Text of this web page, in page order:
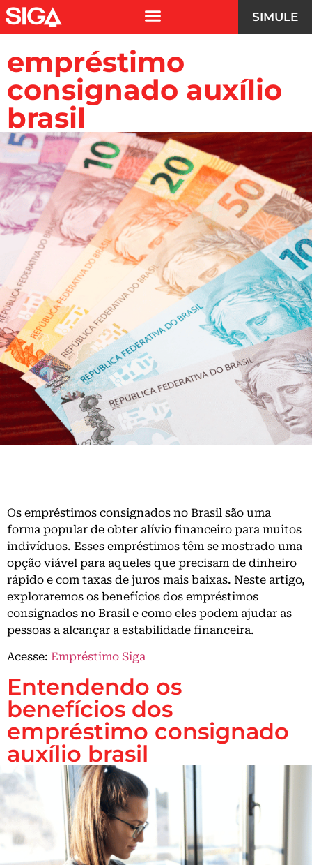
SIMULE
empréstimo
consignado auxílio
brasil
Os empréstimos consignados no Brasil são uma
forma popular de obter alívio financeiro para muitos
indivíduos. Esses empréstimos têm se mostrado uma
opção viável para aqueles que precisam de dinheiro
rápido e com taxas de juros mais baixas. Neste artigo,
exploraremos os benefícios dos empréstimos
consignados no Brasil e como eles podem ajudar as
pessoas a alcançar a estabilidade financeira.
Acesse: Empréstimo Siga
Entendendo os
benefícios dos
empréstimo consignado
auxílio brasil